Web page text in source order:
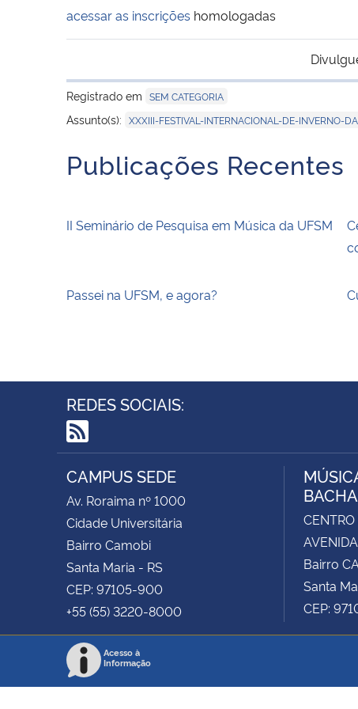
acessar as inscrições homologadas
Registrado em SEM CATEGORIA
Assunto(s): XXXIII-FESTIVAL-INTERNACIONAL-DE-INVERNO-
Publicações Recentes
II Seminário de Pesquisa em Música da UFSM
Passei na UFSM, e agora?
REDES SOCIAIS:
RSS
CAMPUS SEDE
Av. Roraima nº 1000
Cidade Universitária
Bairro Camobi
Santa Maria - RS
CEP: 97105-900
+55 (55) 3220-8000
Bairro
Santa
CEP:
Acesso à
Informação